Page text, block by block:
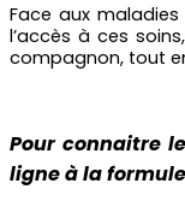
Face aux
l’accès à ces
compagnon, tout
Pour connaitre
ligne à la